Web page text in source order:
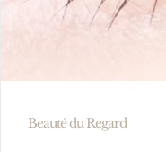
Beauté du Regard